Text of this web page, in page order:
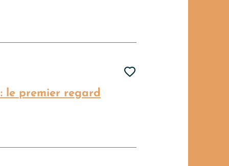
le premier regard
Ajouter cette